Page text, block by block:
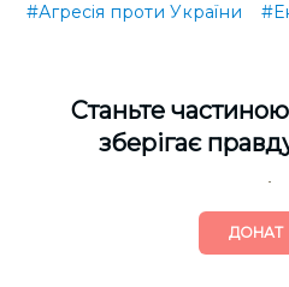
#Агресія проти України
Cтаньте
зберігає
ДОНАТ